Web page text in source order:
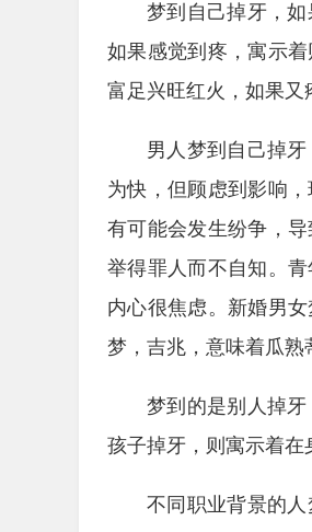
梦到自己掉牙，
如果感觉到疼，寓示
富足兴旺红火，如果又
男人梦到自己掉
为快，但顾虑到影响
有可能会发生纷争，
举得罪人而不自知。
内心很焦虑。新婚男
梦，吉兆，意味着瓜熟
梦到的是别人掉
孩子掉牙，则寓示着在
不同职业背景的